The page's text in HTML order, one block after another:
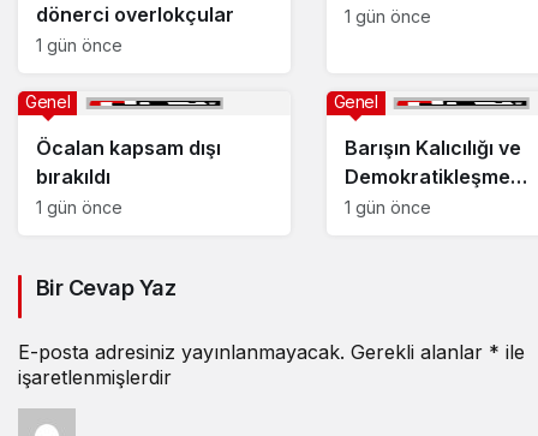
dönerci overlokçular
1 gün önce
1 gün önce
Öcalan kapsam dışı
bırakıldı
Genel
1 gün önce
Barışın Kalıcılığı ve
Demokratikleşme
İhtiyacı
Genel
1 gün önce
Bir Cevap Yaz
E-posta adresiniz yayınlanmayacak. Gerekli alanlar * ile
işaretlenmişlerdir